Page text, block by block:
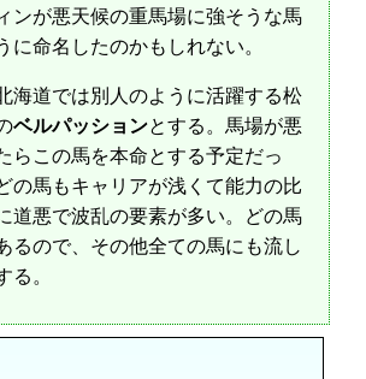
ンが悪天候の重馬場に強そうな馬
に命名したのかもしれない。
海道では別人のように活躍する松
ベルパッションとする。馬場が悪
らこの馬を本命とする予定だっ
の馬もキャリアが浅くて能力の比
道悪で波乱の要素が多い。どの馬
るので、その他全ての馬にも流し
。